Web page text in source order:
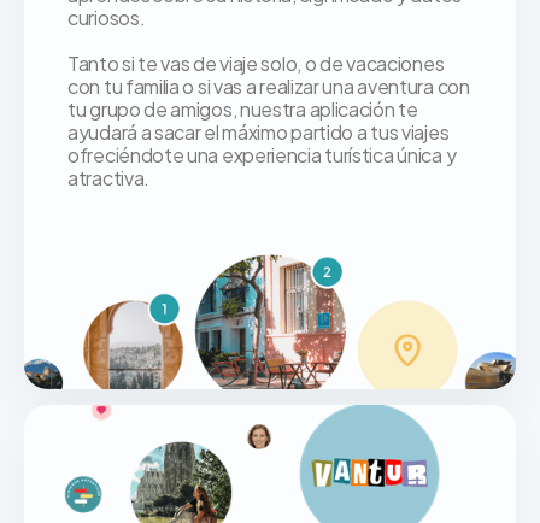
curiosos.
Tanto si te vas de viaje solo, o de vacaciones
con tu familia o si vas a realizar una aventura con
tu grupo de amigos, nuestra aplicación te
ayudará a sacar el máximo partido a tus viajes
ofreciéndote una experiencia turística única y
atractiva.